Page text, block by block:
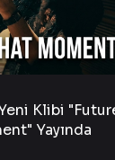
Klibi
Yayında